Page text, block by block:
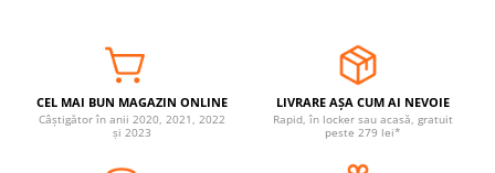
Jucarii copii si jocuri educative
Jucarii dentitie
Jocuri educative
Jucarii bebelusi
CEL MAI BUN MAGAZIN ONLINE
Câștigător în anii 2020, 2021, 2022
și 2023
LIVRARE AȘA CUM AI NEVOIE
Rapid, în locker sau acasă, gratuit
peste 279 lei*